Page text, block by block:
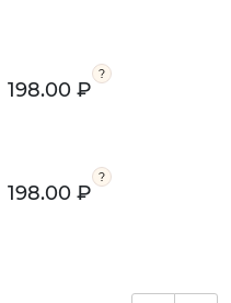
198.00 ₽
198.00 ₽